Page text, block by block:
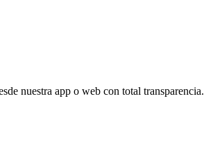
nuestra app o web con total transparencia.